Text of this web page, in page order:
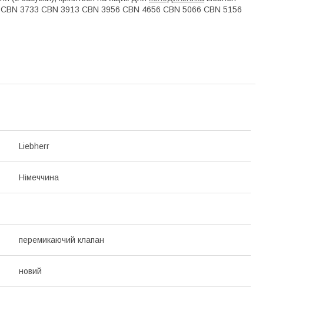
3733 CBN 3913 CBN 3956 CBN 4656 CBN 5066 CBN 5156
Liebherr
Німеччина
перемикаючий клапан
новий